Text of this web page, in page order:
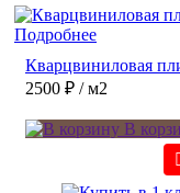
Подробнее
Кварцвиниловая
2500 ₽ / м2
В